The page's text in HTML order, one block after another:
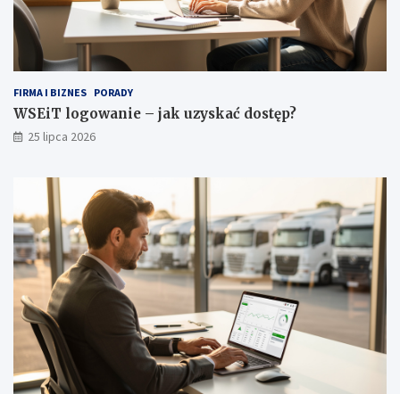
a
d
r
o
b
y
FIRMA I BIZNES PORADY
WSEiT logowanie – jak uzyskać dostęp?
25 lipca 2026